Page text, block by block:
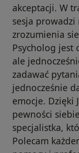
akceptacji. W
sesja
zrozumienia
Psycholog jest
ale
zadawać
jednocześnie
emocje. Dzięki
pewności
specjalistka,
Polecam